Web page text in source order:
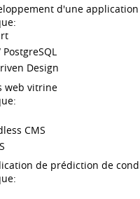
d'une
Design
web vitrine
CMS
de prédiction de